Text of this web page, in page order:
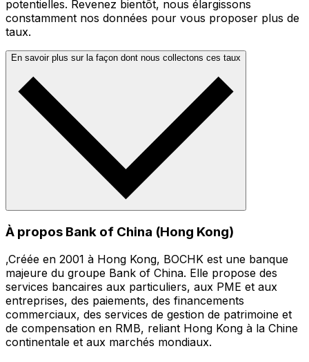
potentielles. Revenez bientôt, nous élargissons
constamment nos données pour vous proposer plus de
taux.
En savoir plus sur la façon dont nous collectons ces taux
À propos Bank of China (Hong Kong)
,Créée en 2001 à Hong Kong, BOCHK est une banque
majeure du groupe Bank of China. Elle propose des
services bancaires aux particuliers, aux PME et aux
entreprises, des paiements, des financements
commerciaux, des services de gestion de patrimoine et
de compensation en RMB, reliant Hong Kong à la Chine
continentale et aux marchés mondiaux.